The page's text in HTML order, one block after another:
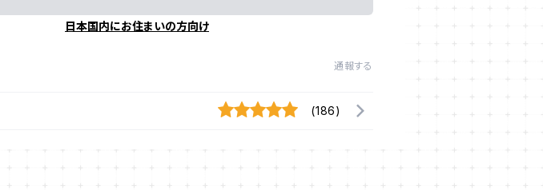
日本国内にお住まいの方向け
通報する
(186)